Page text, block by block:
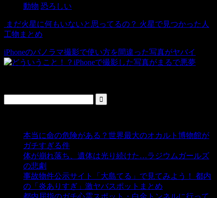
動物 恐ろしい
まだ火星に何もいないと思ってるの？ 火星で見つかった人
工物まとめ
iPhoneのパノラマ撮影で使い方を間違った写真がヤバイ
本当に命の危険がある？世界最大のオカルト博物館が
ガチすぎる件
体が崩れ落ち、遺体は光り続けた…ラジウムガールズ
の悲劇
事故物件公示サイト「大島てる」で見てみよう！ 都内
の「炎ありすぎ」激ヤバスポットまとめ
都内屈指のガチ心霊スポット・白金トンネルに行って